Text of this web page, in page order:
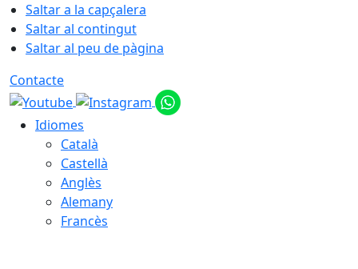
Saltar a la capçalera
Saltar al contingut
Saltar al peu de pàgina
Contacte
Idiomes
Català
Castellà
Anglès
Alemany
Francès